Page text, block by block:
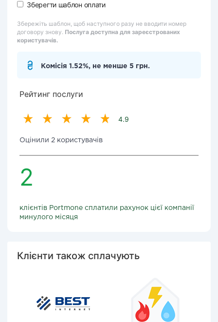
Зберегти шаблон оплати
Збережіть шаблон, щоб наступного разу не вводити номер
договору знову. Послуга доступна для зареєстрованих
користувачів.
Комісія 1.52%, не менше 5 грн.
Рейтинг послуги
4.9
Оцінили 2 користувачів
2
клієнтів Portmone сплатили рахунок цієї компанії
минулого місяця
Клієнти також сплачують